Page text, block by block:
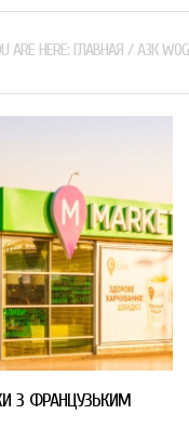
ARE HERE: ГЛАВНАЯ / АЗК WOG
З ФРАНЦУЗЬКИМ